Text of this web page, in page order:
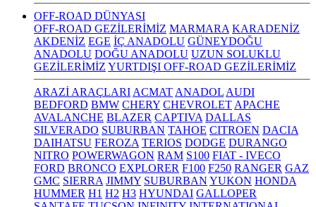
OFF-ROAD DÜNYASI
OFF-ROAD GEZİLERİMİZ MARMARA KARADENİZ
AKDENİZ EGE İÇ ANADOLU GÜNEYDOĞU
ANADOLU DOĞU ANADOLU UZUN SOLUKLU
GEZİLERİMİZ YURTDIŞI OFF-ROAD GEZİLERİMİZ
ARAZİ ARAÇLARI ACMAT ANADOL AUDI
BEDFORD BMW CHERY CHEVROLET APACHE
AVALANCHE BLAZER CAPTIVA DALLAS
SILVERADO SUBURBAN TAHOE CITROEN DACIA
DAIHATSU FEROZA TERIOS DODGE DURANGO
NITRO POWERWAGON RAM S100 FIAT - IVECO
FORD BRONCO EXPLORER F100 F250 RANGER GAZ
GMC SIERRA JIMMY SUBURBAN YUKON HONDA
HUMMER H1 H2 H3 HYUNDAI GALLOPER